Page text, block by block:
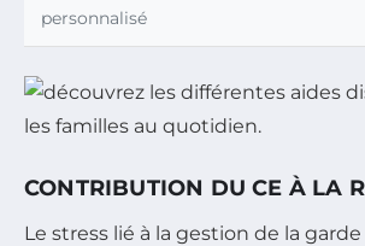
personnalisé
CONTRIBUTION DU CE À LA
Le stress lié à la gestion de la